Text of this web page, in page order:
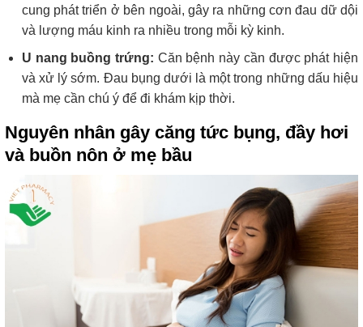
cung phát triển ở bên ngoài, gây ra những cơn đau dữ dội
và lượng máu kinh ra nhiều trong mỗi kỳ kinh.
U nang buồng trứng: Căn bệnh này cần được phát hiện
và xử lý sớm. Đau bụng dưới là một trong những dấu hiệu
mà mẹ cần chú ý để đi khám kịp thời.
Nguyên nhân gây căng tức bụng, đầy hơi
và buồn nôn ở mẹ bầu